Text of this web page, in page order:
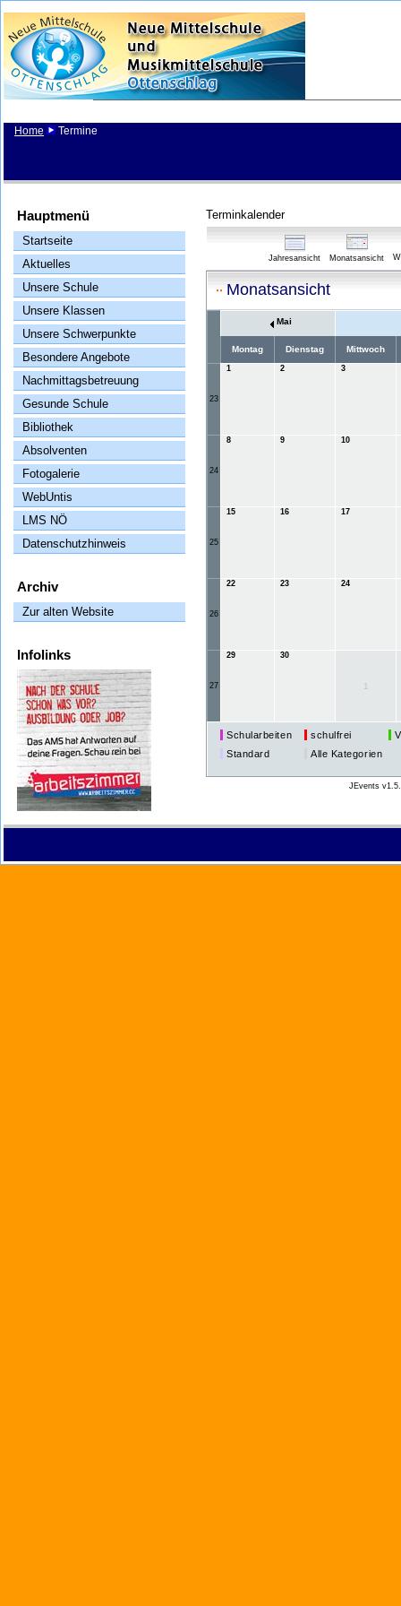
Home Termine
Hauptmenü
Startseite
Aktuelles
Unsere Schule
Unsere Klassen
Unsere Schwerpunkte
Besondere Angebote
Nachmittagsbetreuung
Gesunde Schule
Bibliothek
Absolventen
Fotogalerie
WebUntis
LMS NÖ
Datenschutzhinweis
Archiv
Zur alten Website
Infolinks
Terminkalender
Jahresansicht Monatsansicht
Monatsansicht
Mai
Montag Dienstag Mittwoch
23
1 2 3
24
8 9 10
25
15 16 17
26
22 23 24
27
29 30
1
Schularbeiten schulfrei
Standard
Alle Kategorien
JEvents